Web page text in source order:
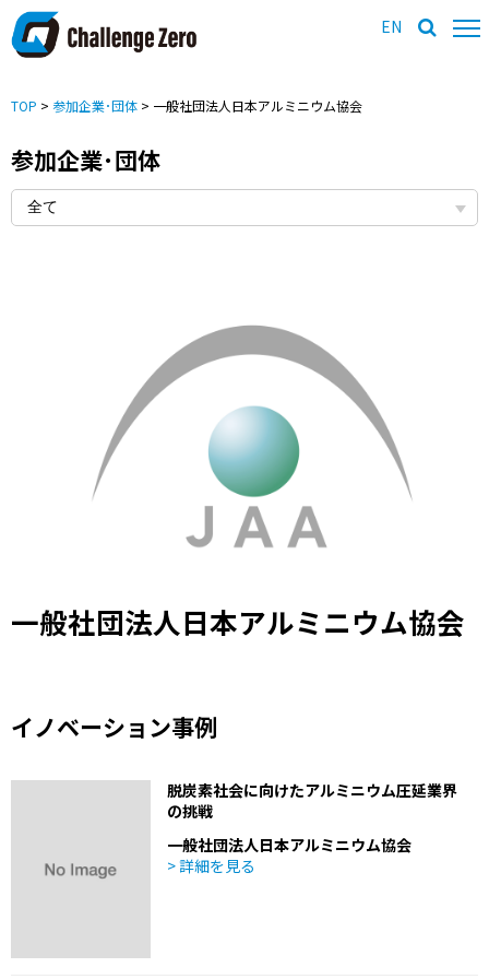
EN
TOP > 参加企業･団体 > 一般社団法人日本アルミニウム協会
参加企業･団体
一般社団法人日本アルミニウム協会
イノベーション事例
脱炭素社会に向けたアルミニウム圧延業界
の挑戦
一般社団法人日本アルミニウム協会
> 詳細を見る